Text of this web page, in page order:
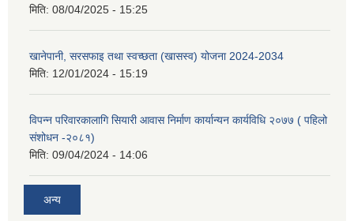
मिति: 08/04/2025 - 15:25
खानेपानी, सरसफाइ तथा स्वच्छता (खासस्व) योजना 2024-2034
मिति: 12/01/2024 - 15:19
विपन्न परिवारकालागि सियारी आवास निर्माण कार्यान्यन कार्यविधि २०७७ ( पहिलो
संशोधन -२०८१)
मिति: 09/04/2024 - 14:06
अन्य